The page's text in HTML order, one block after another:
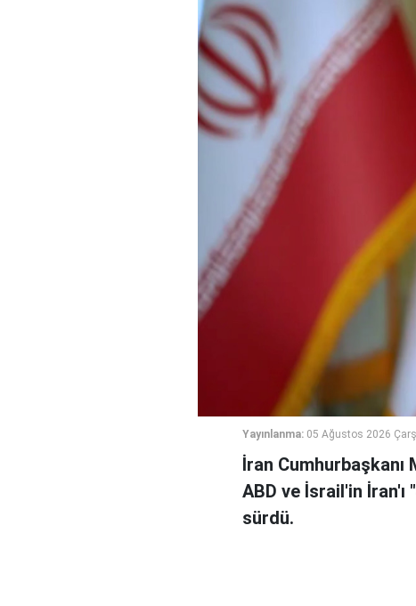
Yayınlanma: 05 Ağustos 2026
İran
ABD ve İsrail'in
sürdü.